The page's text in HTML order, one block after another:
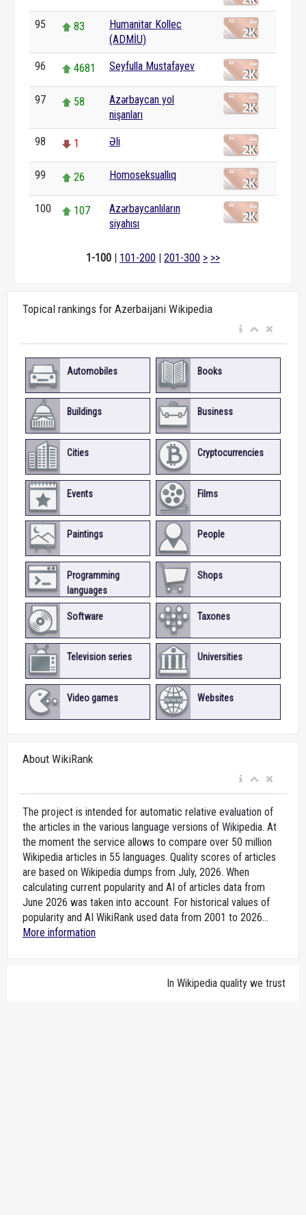
95 83
Humanitar Kollec
(ADMİU)
96 4681 Seyfulla Mustafayev
97 58
Azərbaycan yol
nişanları
98 1 Əli
99 26 Homoseksuallıq
100 107
Azərbaycanlıların
siyahısı
1-100 | 101-200 | 201-300 > >>
Topical rankings for Azerbaijani Wikipedia
Automobiles Books
Buildings Business
Cities Cryptocurrencies
Events Films
Paintings People
Programming
languages
Shops
Software Taxones
Television series Universities
Video games Websites
About WikiRank
The project is intended for automatic relative evaluation of
the articles in the various language versions of Wikipedia. At
the moment the service allows to compare over 50 million
Wikipedia articles in 55 languages. Quality scores of articles
are based on Wikipedia dumps from July, 2026. When
calculating current popularity and AI of articles data from
June 2026 was taken into account. For historical values of
popularity and AI WikiRank used data from 2001 to 2026...
More information
In Wikipedia quality we trust